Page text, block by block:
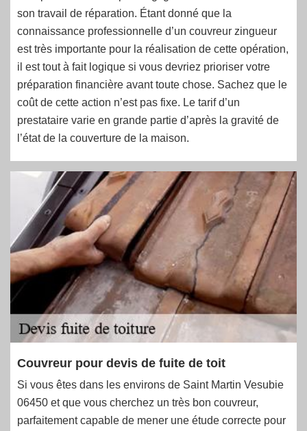
son travail de réparation. Étant donné que la
connaissance professionnelle d’un couvreur zingueur
est très importante pour la réalisation de cette opération,
il est tout à fait logique si vous devriez prioriser votre
préparation financière avant toute chose. Sachez que le
coût de cette action n’est pas fixe. Le tarif d’un
prestataire varie en grande partie d’après la gravité de
l’état de la couverture de la maison.
Couvreur pour devis de fuite de toit
Si vous êtes dans les environs de Saint Martin Vesubie
06450 et que vous cherchez un très bon couvreur,
parfaitement capable de mener une étude correcte pour